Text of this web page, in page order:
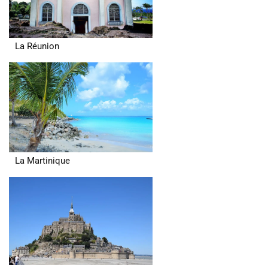
La Réunion
La Martinique